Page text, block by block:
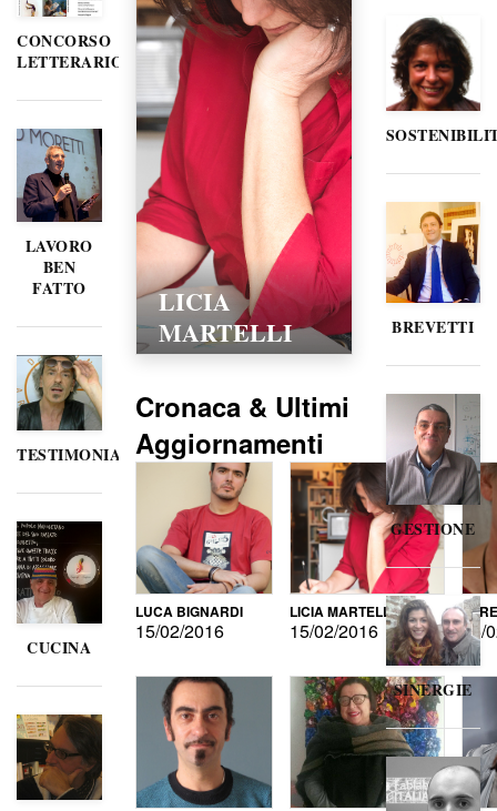
CONCORSO
LETTERARIO
LAVORO
BEN
FATTO
TESTIMONIANZE
CUCINA
LICIA
MARTELLI
Cronaca & Ultimi
Aggiornamenti
LUCA BIGNARDI
15/02/2016
LICIA MARTELLI
15/02/2016 15/
BREVETTI
GESTIONE
SINERGIE